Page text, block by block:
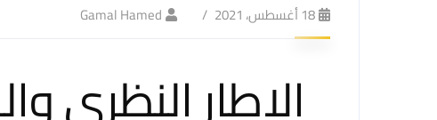
18 أغسطس، 2021 Gamal Hamed
الإطار النظري